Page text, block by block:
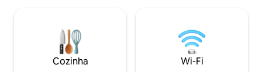
propriedade possui uma área de
entretenimento com telhado de palha,
onde os hóspedes podem desfrutar de
uma piscina de mergulho, instalações de
Cozinha Wi-Fi